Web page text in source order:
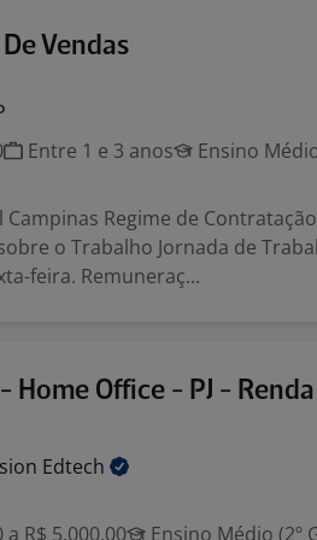
Vendas
Entre 1 e 3 anos
Ensino Médio
Regime de
o Trabalho Jornada de
feira. Remuneraç...
Home Office - PJ -
Edtech
a R$ 5.000,00
Ensino Médio (2º